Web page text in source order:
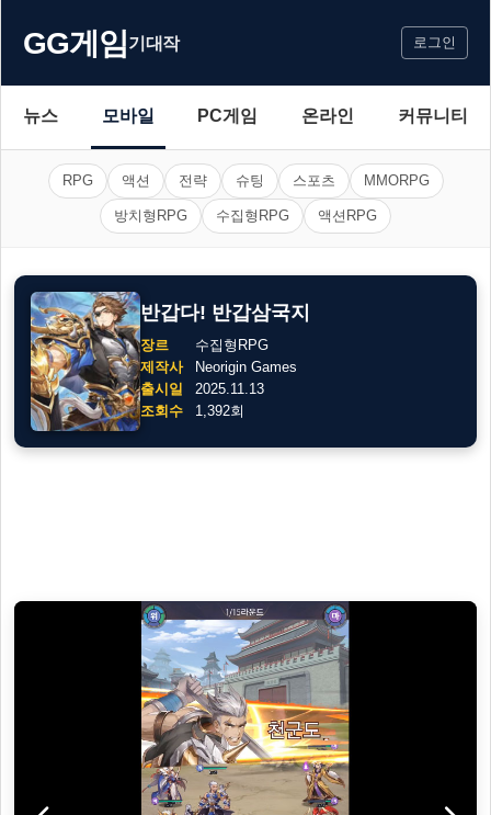
GG게임기대작 로그인
뉴스 모바일 PC게임 온라인 커뮤니티
RPG 액션 전략 슈팅 스포츠 MMORPG
방치형RPG 수집형RPG 액션RPG
반갑다! 반갑삼국지
장르
수집형RPG
제작사
Neorigin Games
출시일
2025.11.13
조회수
1,392회